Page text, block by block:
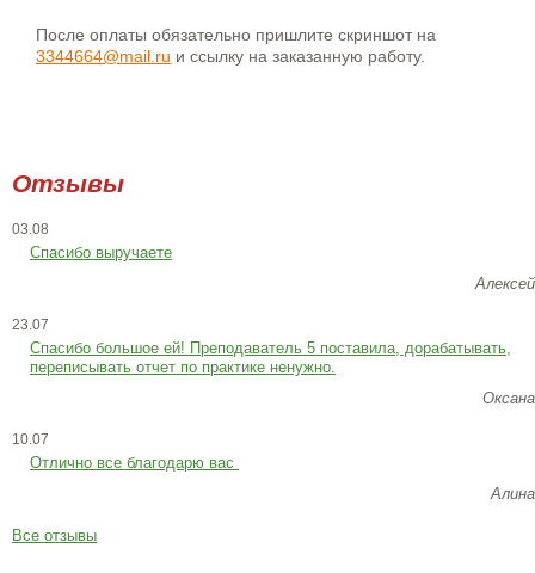
После оплаты обязательно пришлите скриншот на
3344664@mail.ru и ссылку на заказанную работу.
Отзывы
03.08
Спасибо выручаете
Алексей
23.07
Cпасибо большое ей! Преподаватель 5 поставила, дорабатывать,
переписывать отчет по практике ненужно.
Оксана
10.07
Отлично все благодарю вас
Алина
Все отзывы